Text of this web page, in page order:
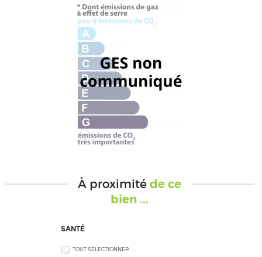
À proximitéde ce
bien ...
SANTÉ
TOUT SÉLECTIONNER